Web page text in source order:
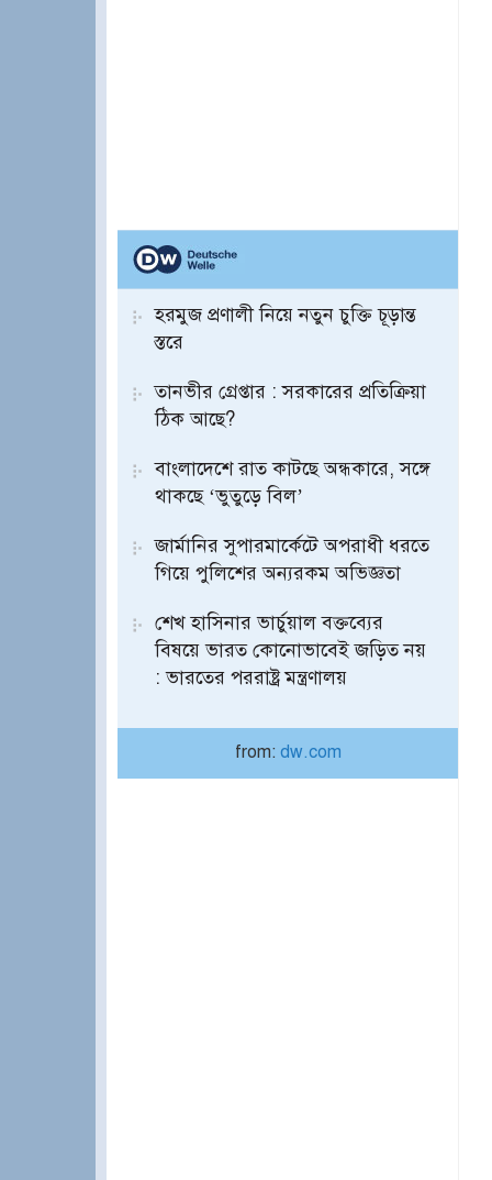
হরমুজ প্রণালী নিয়ে নতুন চুক্তি চূড়ান্ত
স্তরে
তানভীর গ্রেপ্তার : সরকারের প্রতিক্রিয়া
ঠিক আছে?
বাংলাদেশে রাত কাটছে অন্ধকারে, সঙ্গে
থাকছে ‘ভুতুড়ে বিল’
জার্মানির সুপারমার্কেটে অপরাধী ধরতে
গিয়ে পুলিশের অন্যরকম অভিজ্ঞতা
শেখ হাসিনার ভার্চুয়াল বক্তব্যের
বিষয়ে ভারত কোনোভাবেই জড়িত নয়
: ভারতের পররাষ্ট্র মন্ত্রণালয়
from: dw.com